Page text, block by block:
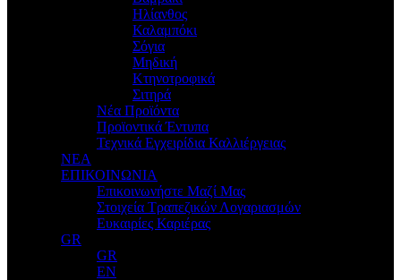
Ηλίανθος
Καλαμπόκι
Σόγια
Μηδική
Κτηνοτροφικά
Σιτηρά
Νέα Προϊόντα
Προϊοντικά Έντυπα
Τεχνικά Εγχειρίδια Καλλιέργειας
ΝΕΑ
ΕΠΙΚΟΙΝΩΝΙΑ
Επικοινωνήστε Μαζί Μας
Στοιχεία Τραπεζικών Λογαριασμών
Ευκαιρίες Καριέρας
GR
GR
EN